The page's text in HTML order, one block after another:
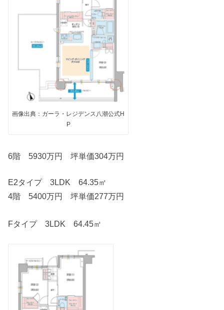
画像出典：ガーラ・レジデンス八潮公式H
P
6階 5930万円 坪単価304万円
E2タイプ 3LDK 64.35㎡
4階 5400万円 坪単価277万円
Fタイプ 3LDK 64.45㎡